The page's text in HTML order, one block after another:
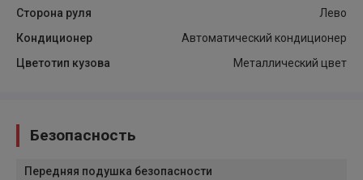
Сторона руля
Лево
Кондиционер
Автоматический кондиционер
Цветотип кузова
Металлический цвет
Безопасность
Передняя подушка безопасности